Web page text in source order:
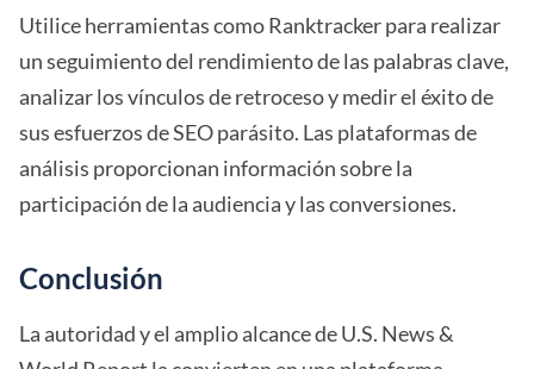
Utilice herramientas como Ranktracker para realizar
un seguimiento del rendimiento de las palabras clave,
analizar los vínculos de retroceso y medir el éxito de
sus esfuerzos de SEO parásito. Las plataformas de
análisis proporcionan información sobre la
participación de la audiencia y las conversiones.
Conclusión
La autoridad y el amplio alcance de U.S. News &